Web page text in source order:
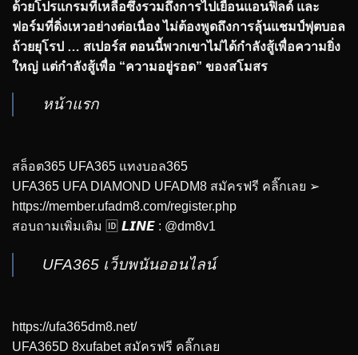
ด้วยโปรแกรมที่เหลือซึ่งรวมถึงการไปเยือนแอนฟิลด์ และ
ฟอร์มที่ดิ่งเหวอย่างต่อเนื่อง ไม่ต้องพูดถึงการลุ้นแชมป์ฟุตบอล
ถ้วยยุโรป … สเปอร์ส ตอนนี้พวกเขาไม่ได้กำลังสู้เพื่อความยิ่ง
ใหญ่ แต่กำลังสู้เพื่อ “ความอยู่รอด” ของสโมสร
หน้าแรก
สล็อต365 UFA365 แทงบอล365
UFA365 UFA DIAMOND UFADM8 สมัครฟรี คลิ๊กเลย ➢
https://member.ufadm8.com/register.php
สอบถามเพิ่มเติม 🆔 𝙇𝙄𝙉𝙀 : @dm8v1
UFA365 เว็บพนันออนไลน์
https://ufa365dm8.net/
UFA365D 8xufabet สมัครฟรี คลิ๊กเลย